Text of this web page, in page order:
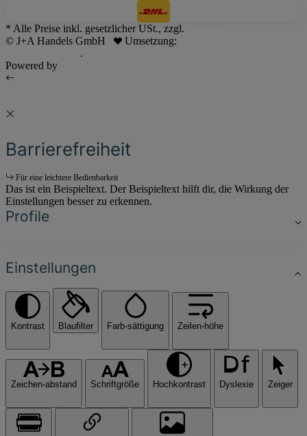
* Alle Preise inkl. gesetzlicher USt., zzgl.
© J+A Handels GmbH
Umsetzung:
.
Powered by
Barrierefreiheit
Für eine leichtere Bedienbarkeit
Das ist ein Beispieltext. Der Beispieltext hilft dir, die Wirkung der
Einstellungen besser zu erkennen.
Profile
Einstellungen
Kontrast Blaufilter Farb-sättigung Zeilen-höhe
Zeichen-abstand Schriftgröße Hochkontrast Dyslexie Zeiger